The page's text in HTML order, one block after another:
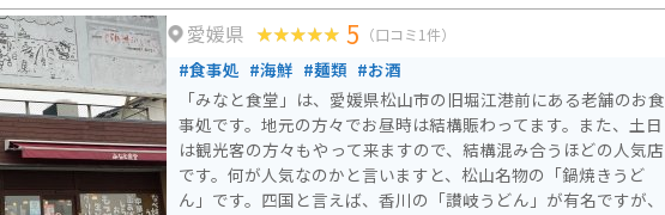
愛媛県 5 （口コミ1件）
#食事処 #海鮮 #麺類 #お酒
「みなと食堂」は、愛媛県松山市の旧堀江港前にある老舗のお食
事処です。地元の方々でお昼時は結構賑わってます。また、土日
は観光客の方々もやって来ますので、結構混み合うほどの人気店
です。何が人気なのかと言いますと、松山名物の「鍋焼きうど
ん」です。四国と言えば、香川の「讃岐うどん」が有名ですが、